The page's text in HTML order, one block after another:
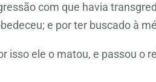
com que havia
e por ter buscado à
isso ele o matou, e passou o